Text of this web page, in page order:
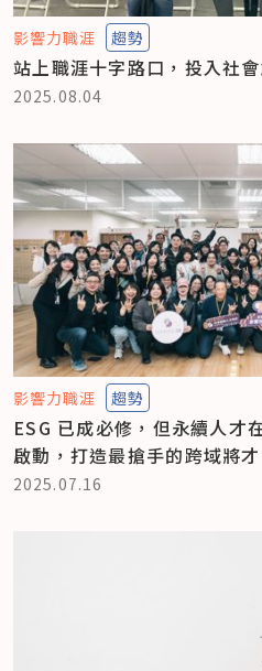
影響力職涯 趨勢
站上職涯十字路口，投入社
2025.08.04
影響力職涯 趨勢
ESG 已成必修，但永續人
啟動，打造最搶手的跨域將才
2025.07.16